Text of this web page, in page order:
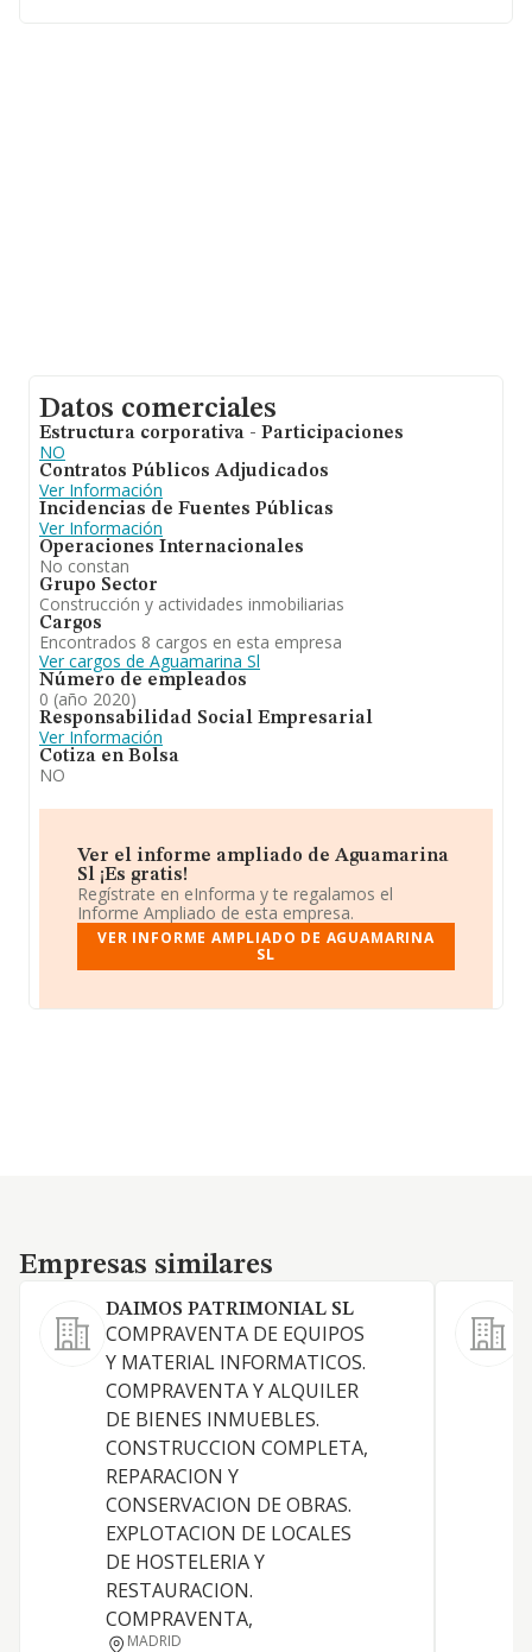
Datos comerciales
Estructura corporativa - Participaciones
NO
Contratos Públicos Adjudicados
Ver Información
Incidencias de Fuentes Públicas
Ver Información
Operaciones Internacionales
No constan
Grupo Sector
Construcción y actividades inmobiliarias
Cargos
Encontrados 8 cargos en esta empresa
Ver cargos de Aguamarina Sl
Número de empleados
0 (año 2020)
Responsabilidad Social Empresarial
Ver Información
Cotiza en Bolsa
NO
Ver el informe ampliado de Aguamarina
Sl ¡Es gratis!
Regístrate en eInforma y te regalamos el
Informe Ampliado de esta empresa.
VER INFORME AMPLIADO DE AGUAMARINA
SL
Empresas similares
Empresas similares
DAIMOS PATRIMONIAL SL
COMPRAVENTA DE EQUIPOS
Y MATERIAL INFORMATICOS.
COMPRAVENTA Y ALQUILER
DE BIENES INMUEBLES.
CONSTRUCCION COMPLETA,
REPARACION Y
CONSERVACION DE OBRAS.
EXPLOTACION DE LOCALES
DE HOSTELERIA Y
RESTAURACION.
COMPRAVENTA,
MADRID